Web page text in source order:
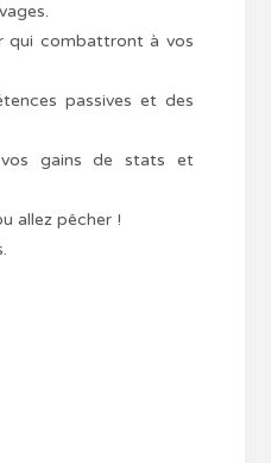
qui combattront à vos
passives et des
vos gains de stats et
allez pêcher !